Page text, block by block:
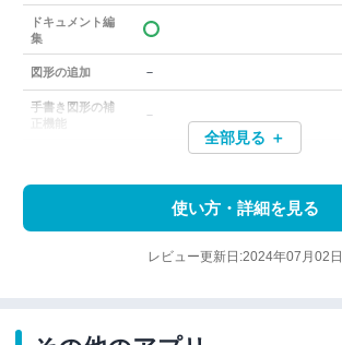
ドキュメント編
集
図形の追加 －
手書き図形の補
－
全部見る ＋
使い方・詳細を見る
レビュー更新日:2024年07月02日